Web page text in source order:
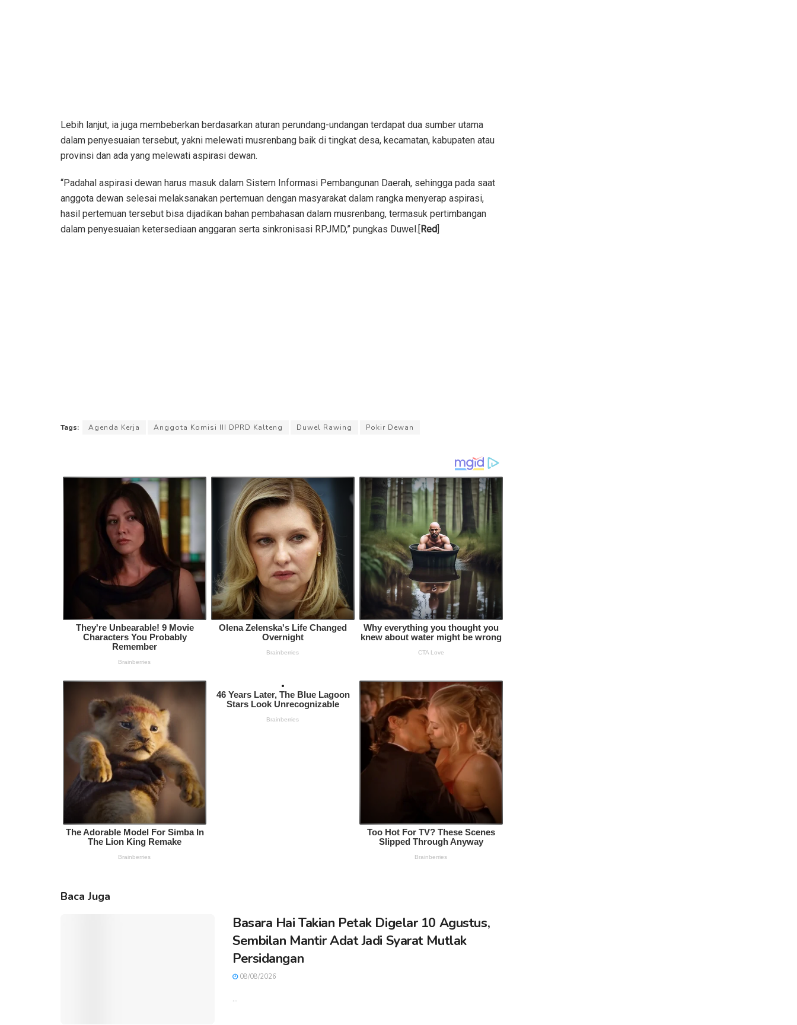
Lebih lanjut, ia juga membeberkan berdasarkan aturan perundang-undangan terdapat dua sumber utama
dalam penyesuaian tersebut, yakni melewati musrenbang baik di tingkat desa, kecamatan, kabupaten atau
provinsi dan ada yang melewati aspirasi dewan.
“Padahal aspirasi dewan harus masuk dalam Sistem Informasi Pembangunan Daerah, sehingga pada saat
anggota dewan selesai melaksanakan pertemuan dengan masyarakat dalam rangka menyerap aspirasi,
hasil pertemuan tersebut bisa dijadikan bahan pembahasan dalam musrenbang, termasuk pertimbangan
dalam penyesuaian ketersediaan anggaran serta sinkronisasi RPJMD,” pungkas Duwel.[Red]
Tags: Agenda Kerja Anggota Komisi III DPRD Kalteng Duwel Rawing Pokir Dewan
Baca Juga
Basara Hai Takian Petak Digelar 10 Agustus,
Sembilan Mantir Adat Jadi Syarat Mutlak
Persidangan
08/08/2026